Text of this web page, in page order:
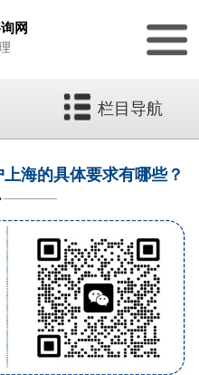
网
栏目导航
海的具体要求有哪些？